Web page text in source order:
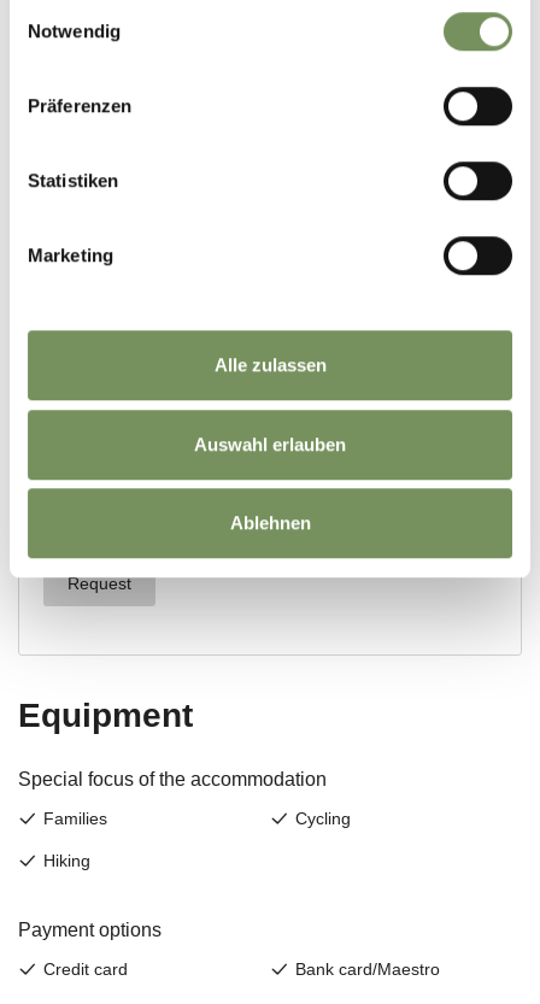
Notwendig
Präferenzen
Statistiken
Marketing
Alle zulassen
Auswahl erlauben
Ablehnen